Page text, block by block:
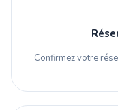
Confirmez votre